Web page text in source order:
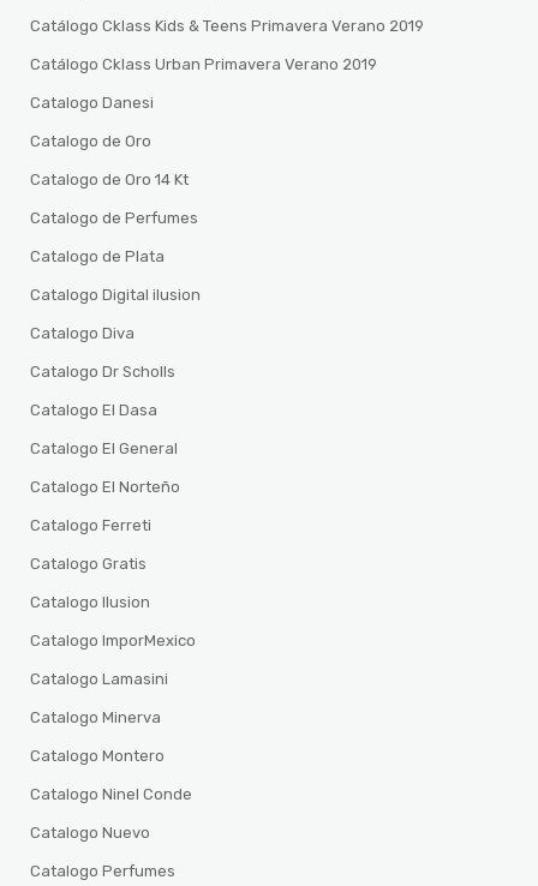
Catálogo Cklass Kids & Teens Primavera Verano 2019
Catálogo Cklass Urban Primavera Verano 2019
Catalogo Danesi
Catalogo de Oro
Catalogo de Oro 14 Kt
Catalogo de Perfumes
Catalogo de Plata
Catalogo Digital ilusion
Catalogo Diva
Catalogo Dr Scholls
Catalogo El Dasa
Catalogo El General
Catalogo El Norteño
Catalogo Ferreti
Catalogo Gratis
Catalogo Ilusion
Catalogo ImporMexico
Catalogo Lamasini
Catalogo Minerva
Catalogo Montero
Catalogo Ninel Conde
Catalogo Nuevo
Catalogo Perfumes